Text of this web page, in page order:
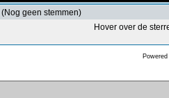
(Nog geen stemmen)
Hover over de